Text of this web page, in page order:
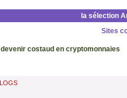
la sélection
Sites
costaud en cryptomonnaies